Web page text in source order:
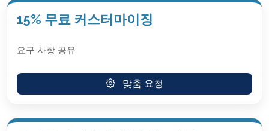
15% 무료 커스터마이징
요구 사항 공유
맞춤 요청